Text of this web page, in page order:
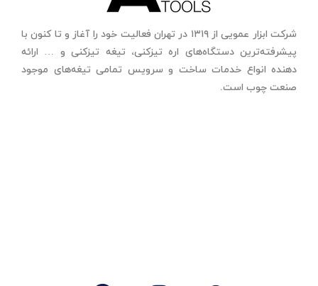
شرکت ابزار عمویی از ۱۳۱۹ در تهران فعالیت خود را آغاز و تا کنون با
پیشرفته‌ترین دستگاه‌های اره تیزکنی، تیغه تیزکنی و … ارائه
دهنده انواع خدمات ساخت و سرویس تمامی تیغه‌های موجود
صنعت چوب است.